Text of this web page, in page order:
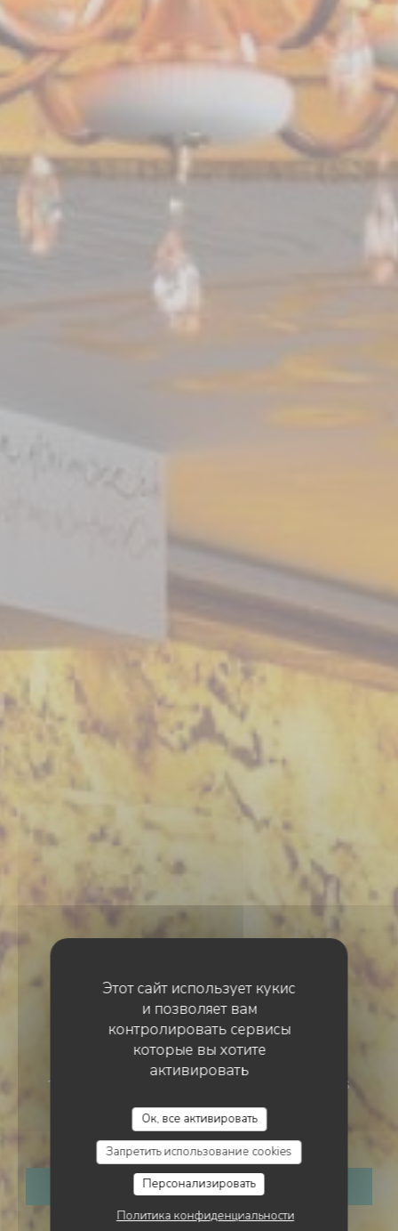
Этот сайт использует кукис
и позволяет вам
контролировать сервисы
которые вы хотите
активировать
Ок, все активировать
Запретить использование cookies
Персонализировать
Политика конфиденциальности
ТРАДИЦИОННЫЙ РЕСТОРАН SAINT-DENIS
Marlotti
ЗАБРОНИРОВАТЬ СТОЛИК